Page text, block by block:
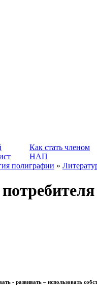
Как стать членом
НАП
полиграфии »
- развивать – использовать